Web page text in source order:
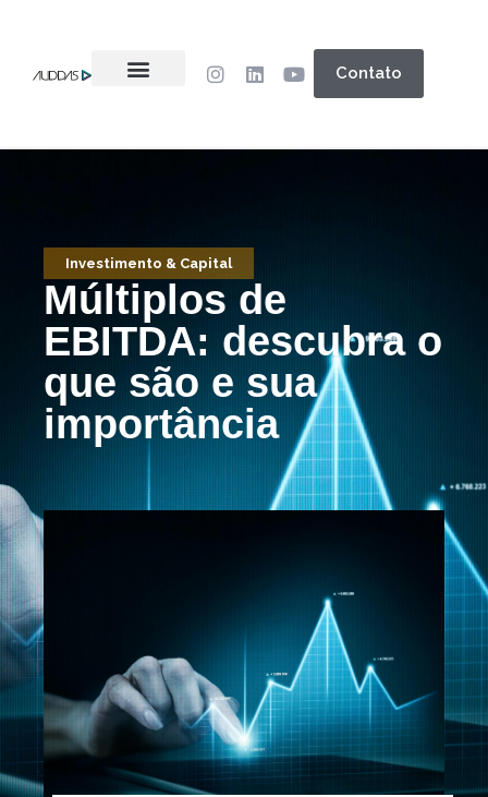
Contato
Investimento & Capital
Múltiplos de
EBITDA: descubra o
que são e sua
importância